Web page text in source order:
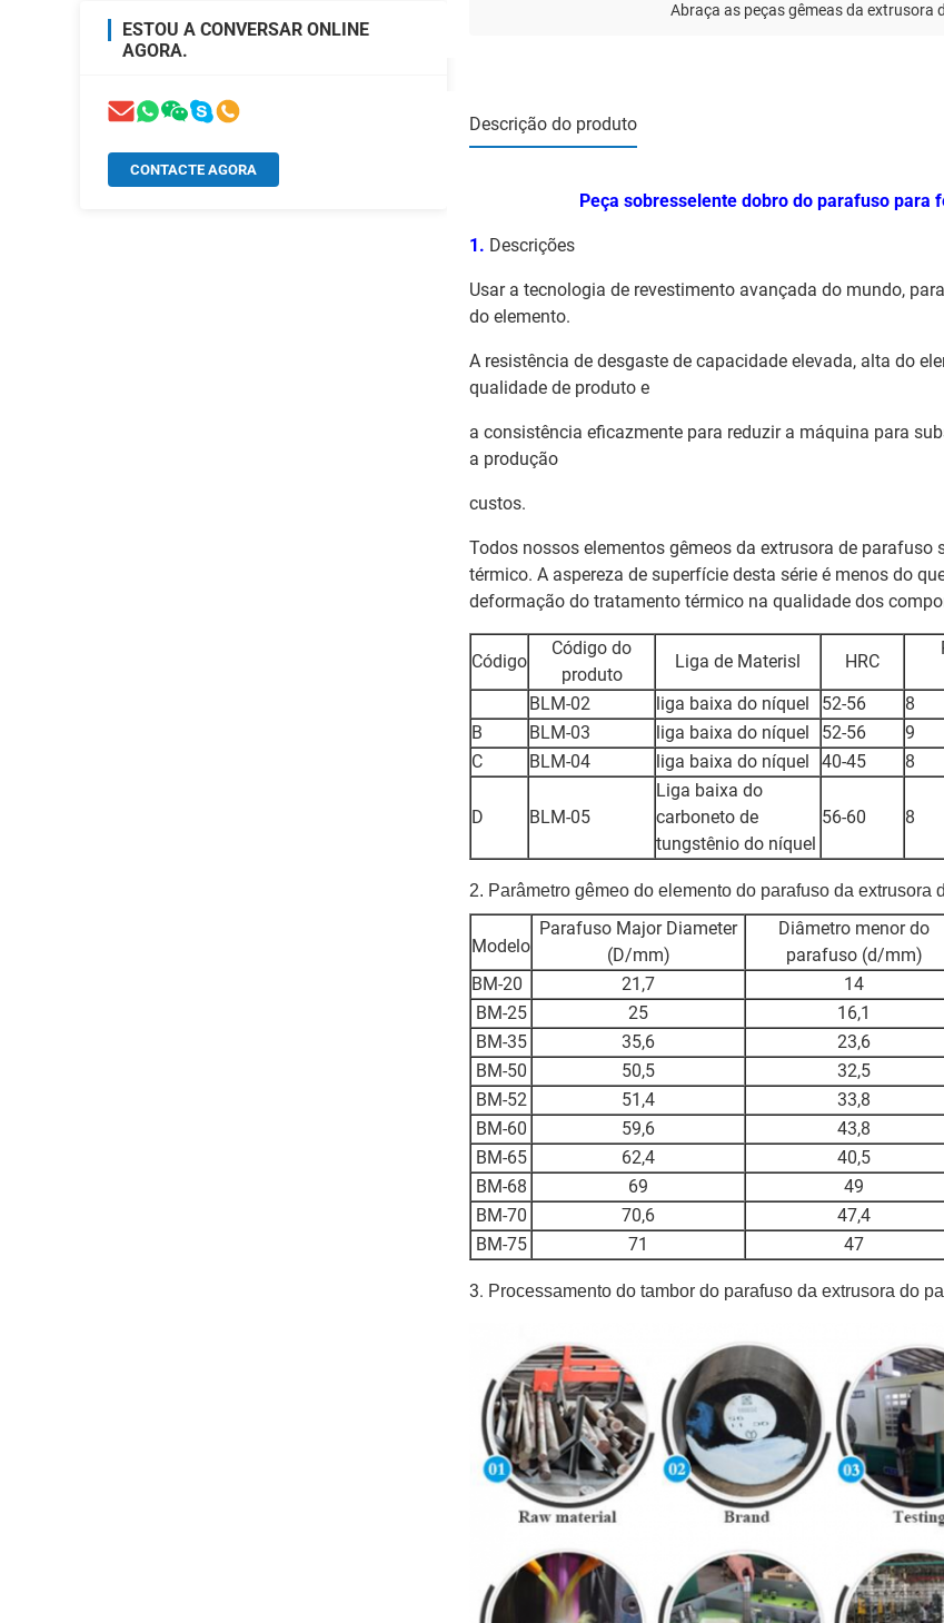
ESTOU A CONVERSAR ONLINE
AGORA.
CONTACTE AGORA
Abraça as peças gêmeas da extrusora
Descrição do produto
Peça sobresselente dobro do parafuso para
1. Descrições
Usar a tecnologia de revestimento avançada do mundo,
do elemento.
A resistência de desgaste de capacidade elevada, alta do
qualidade de produto e
a consistência eficazmente para reduzir a máquina para
a produção
custos.
Todos nossos elementos gêmeos da extrusora de
térmico. A aspereza de superfície desta série é menos do
deformação do tratamento térmico na qualidade dos
Código
Código do
produto
Liga de Materisl HRC
BLM-02
liga baixa do níquel 52-56
8
B
BLM-03 liga baixa do níquel 52-56
9
C
BLM-04 liga baixa do níquel 40-45 8
D BLM-05
Liga baixa do
carboneto de
tungstênio do níquel
56-60 8
2. Parâmetro gêmeo do elemento do parafuso da extrusora
Modelo
Parafuso Major Diameter
(D/mm)
Diâmetro menor do
parafuso (d/mm)
BM-20
21,7 14
BM-25
25 16,1
BM-35
35,6 23,6
BM-50
50,5 32,5
BM-52
51,4 33,8
BM-60
59,6 43,8
BM-65
62,4 40,5
BM-68
69 49
BM-70
70,6 47,4
BM-75
71 47
3. Processamento do tambor do parafuso da extrusora do